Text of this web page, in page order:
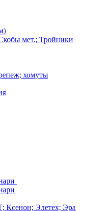
мет.; Тройники
хомуты
Ксенон; Элетех; Эра